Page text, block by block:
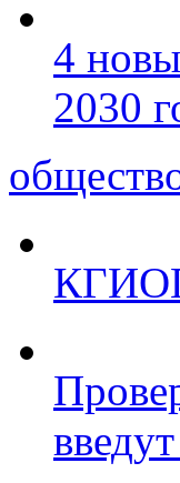
4
2030
КГИОП